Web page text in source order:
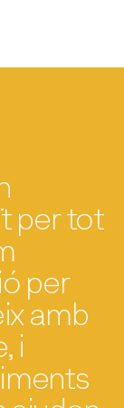
per tot
per
amb
i